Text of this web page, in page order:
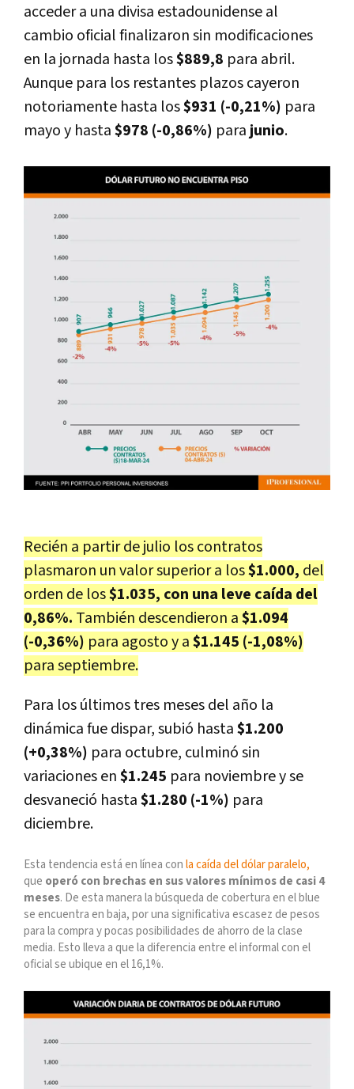
acceder a una divisa estadounidense al
cambio oficial finalizaron sin modificaciones
en la jornada hasta los$889,8 para abril.
Aunque para los restantes plazos cayeron
notoriamente hasta los$931 (-0,21%) para
mayo y hasta$978 (-0,86%) parajunio.
Recién a partir de julio los contratos
plasmaron un valor superior a los$1.000, del
orden de los$1.035, con una leve caída del
0,86%. También descendieron a$1.094
(-0,36%) para agosto y a$1.145 (-1,08%)
para septiembre.
Para los últimos tres meses del año la
dinámica fue dispar, subió hasta$1.200
(+0,38%) para octubre, culminó sin
variaciones en$1.245 para noviembre y se
desvaneció hasta$1.280 (-1%) para
diciembre.
Esta tendencia está en línea con la caída del dólar paralelo,
que operó con brechas en sus valores mínimos de casi 4
meses. De esta manera la búsqueda de cobertura en el blue
se encuentra en baja, por una significativa escasez de pesos
para la compra y pocas posibilidades de ahorro de la clase
media. Esto lleva a que la diferencia entre el informal con el
oficial se ubique en el 16,1%.